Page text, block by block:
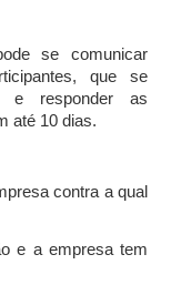
se comunicar
que se
e responder as
até 10 dias.
contra a qual
e a empresa tem